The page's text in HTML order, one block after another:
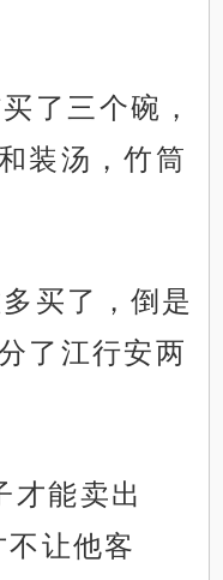
了三个碗，
装汤，竹筒
买了，倒是
了江行安两
才能卖出
让他客